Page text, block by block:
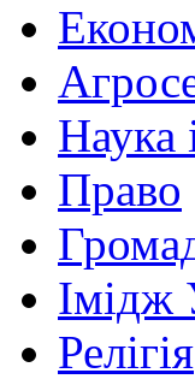
Наука
Право
Імідж
Релігія